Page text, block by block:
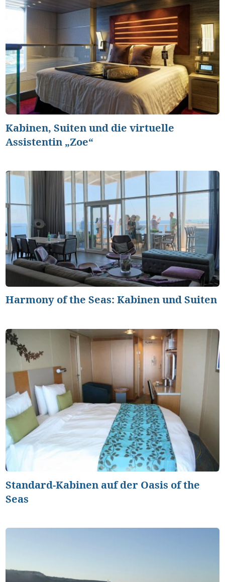
Kabinen, Suiten und die virtuelle
Assistentin „Zoe“
Harmony of the Seas: Kabinen und Suiten
Standard-Kabinen auf der Oasis of the
Seas